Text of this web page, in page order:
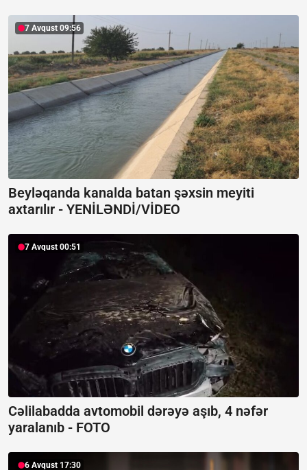
7 Avqust 09:56
Beyləqanda kanalda batan şəxsin meyiti
axtarılır - YENİLƏNDİ/VİDEO
7 Avqust 00:51
Cəlilabadda avtomobil dərəyə aşıb, 4 nəfər
yaralanıb - FOTO
6 Avqust 17:30